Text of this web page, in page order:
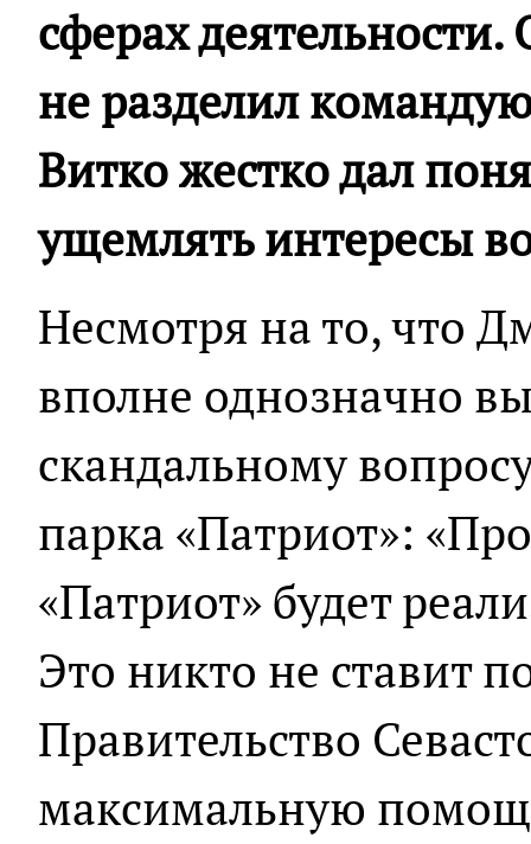
сферах
не разделил
Витко жестко дал
ущемлять интересы
Несмотря на то, что
вполне однозначно
скандальному
парка «Патриот»:
«Патриот» будет
Это никто не ставит
Правительство
максимальную